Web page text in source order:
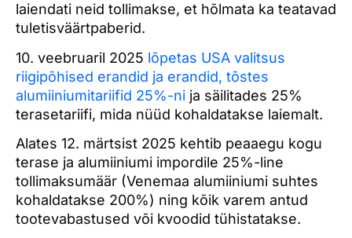
laiendati neid tollimakse, et hõlmata ka teatavad
tuletisväärtpaberid.
10. veebruaril 2025 lõpetas USA valitsus
riigipõhised erandid ja erandid, tõstes
alumiiniumitariifid 25%-ni ja säilitades 25%
terasetariifi, mida nüüd kohaldatakse laiemalt.
Alates 12. märtsist 2025 kehtib peaaegu kogu
terase ja alumiiniumi impordile 25%-line
tollimaksumäär (Venemaa alumiiniumi suhtes
kohaldatakse 200%) ning kõik varem antud
tootevabastused või kvoodid tühistatakse.